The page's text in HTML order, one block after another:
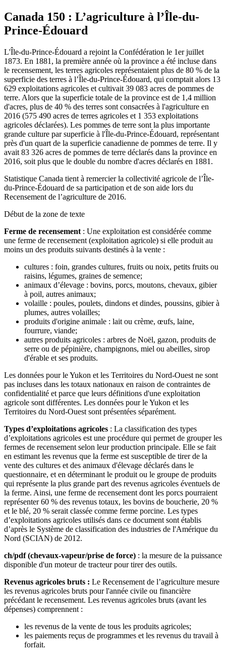
Canada 150 : L’agriculture à l’Île-du-
Prince-Édouard
L'Île-du-Prince-Édouard a rejoint la Confédération le 1er juillet
1873. En 1881, la première année où la province a été incluse dans
le recensement, les terres agricoles représentaient plus de 80 % de la
superficie des terres à l’Île-du-Prince-Édouard, qui comptait alors 13
629 exploitations agricoles et cultivait 39 083 acres de pommes de
terre. Alors que la superficie totale de la province est de 1,4 million
d'acres, plus de 40 % des terres sont consacrées à l'agriculture en
2016 (575 490 acres de terres agricoles et 1 353 exploitations
agricoles déclarées). Les pommes de terre sont la plus importante
grande culture par superficie à l'Île-du-Prince-Édouard, représentant
près d'un quart de la superficie canadienne de pommes de terre. Il y
avait 83 326 acres de pommes de terre déclarés dans la province en
2016, soit plus que le double du nombre d'acres déclarés en 1881.
Statistique Canada tient à remercier la collectivité agricole de l’Île-
du-Prince-Édouard de sa participation et de son aide lors du
Recensement de l’agriculture de 2016.
Début de la zone de texte
Ferme de recensement : Une exploitation est considérée comme
une ferme de recensement (exploitation agricole) si elle produit au
moins un des produits suivants destinés à la vente :
cultures : foin, grandes cultures, fruits ou noix, petits fruits ou
raisins, légumes, graines de semence;
animaux d’élevage : bovins, porcs, moutons, chevaux, gibier
à poil, autres animaux;
volaille : poules, poulets, dindons et dindes, poussins, gibier à
plumes, autres volailles;
produits d'origine animale : lait ou crème, œufs, laine,
fourrure, viande;
autres produits agricoles : arbres de Noël, gazon, produits de
serre ou de pépinière, champignons, miel ou abeilles, sirop
d'érable et ses produits.
Les données pour le Yukon et les Territoires du Nord-Ouest ne sont
pas incluses dans les totaux nationaux en raison de contraintes de
confidentialité et parce que leurs définitions d'une exploitation
agricole sont différentes. Les données pour le Yukon et les
Territoires du Nord-Ouest sont présentées séparément.
Types d’exploitations agricoles : La classification des types
d’exploitations agricoles est une procédure qui permet de grouper les
fermes de recensement selon leur production principale. Elle se fait
en estimant les revenus que la ferme est susceptible de tirer de la
vente des cultures et des animaux d'élevage déclarés dans le
questionnaire, et en déterminant le produit ou le groupe de produits
qui représente la plus grande part des revenus agricoles éventuels de
la ferme. Ainsi, une ferme de recensement dont les porcs pourraient
représenter 60 % des revenus totaux, les bovins de boucherie, 20 %
et le blé, 20 % serait classée comme ferme porcine. Les types
d’exploitations agricoles utilisés dans ce document sont établis
d’après le Système de classification des industries de l'Amérique du
Nord (SCIAN) de 2012.
ch/pdf (chevaux-vapeur/prise de force) : la mesure de la puissance
disponible d'un moteur de tracteur pour tirer des outils.
Revenus agricoles bruts : Le Recensement de l’agriculture mesure
les revenus agricoles bruts pour l'année civile ou financière
précédant le recensement. Les revenus agricoles bruts (avant les
dépenses) comprennent :
les revenus de la vente de tous les produits agricoles;
les paiements reçus de programmes et les revenus du travail à
forfait.